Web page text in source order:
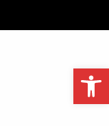
Ανοίξτε τη γραμμή εργαλείων